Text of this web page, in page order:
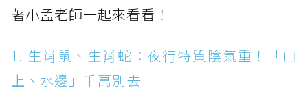
著小孟老師一起來看看！
1. 生肖鼠、生肖蛇：夜行特質陰氣重！「山
上、水邊」千萬別去